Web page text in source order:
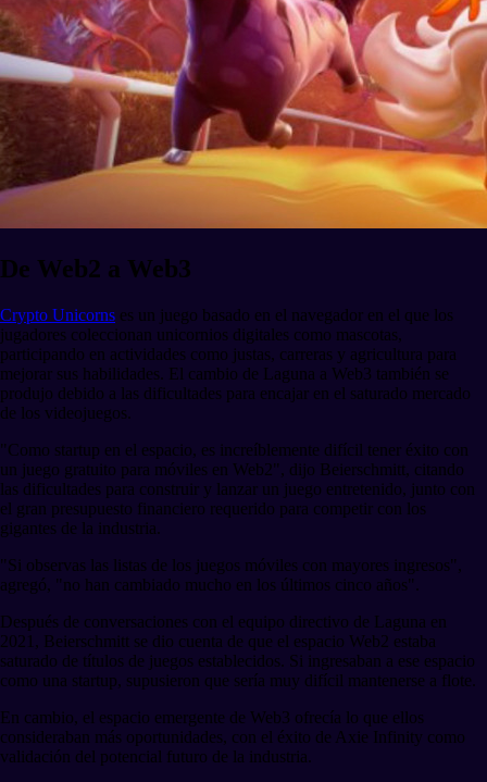
De Web2 a Web3
Crypto Unicorns es un juego basado en el navegador en el que los
jugadores coleccionan unicornios digitales como mascotas,
participando en actividades como justas, carreras y agricultura para
mejorar sus habilidades. El cambio de Laguna a Web3 también se
produjo debido a las dificultades para encajar en el saturado mercado
de los videojuegos.
"Como startup en el espacio, es increíblemente difícil tener éxito con
un juego gratuito para móviles en Web2", dijo Beierschmitt, citando
las dificultades para construir y lanzar un juego entretenido, junto con
el gran presupuesto financiero requerido para competir con los
gigantes de la industria.
"Si observas las listas de los juegos móviles con mayores ingresos",
agregó, "no han cambiado mucho en los últimos cinco años".
Después de conversaciones con el equipo directivo de Laguna en
2021, Beierschmitt se dio cuenta de que el espacio Web2 estaba
saturado de títulos de juegos establecidos. Si ingresaban a ese espacio
como una startup, supusieron que sería muy difícil mantenerse a flote.
En cambio, el espacio emergente de Web3 ofrecía lo que ellos
consideraban más oportunidades, con el éxito de Axie Infinity como
validación del potencial futuro de la industria.